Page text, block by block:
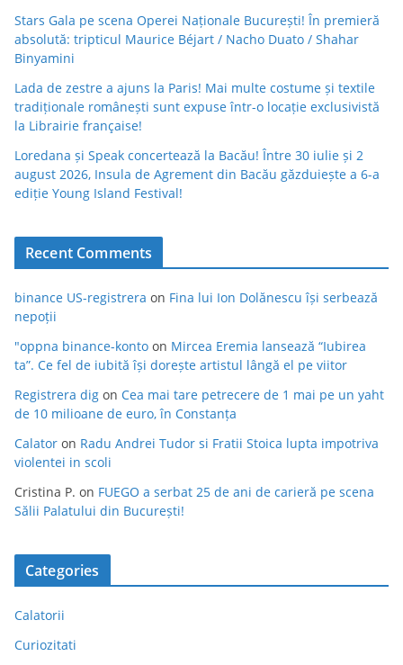
Stars Gala pe scena Operei Naționale București! În premieră
absolută: tripticul Maurice Béjart / Nacho Duato / Shahar
Binyamini
Lada de zestre a ajuns la Paris! Mai multe costume și textile
tradiționale românești sunt expuse într-o locație exclusivistă
la Librairie française!
Loredana și Speak concertează la Bacău! Între 30 iulie și 2
august 2026, Insula de Agrement din Bacău găzduiește a 6-a
ediție Young Island Festival!
Recent Comments
binance US-registrera on Fina lui Ion Dolănescu își serbează
nepoții
"oppna binance-konto on Mircea Eremia lansează “Iubirea
ta”. Ce fel de iubită își dorește artistul lângă el pe viitor
Registrera dig on Cea mai tare petrecere de 1 mai pe un yaht
de 10 milioane de euro, în Constanța
Calator on Radu Andrei Tudor si Fratii Stoica lupta impotriva
violentei in scoli
Cristina P. on FUEGO a serbat 25 de ani de carieră pe scena
Sălii Palatului din București!
Categories
Calatorii
Curiozitati